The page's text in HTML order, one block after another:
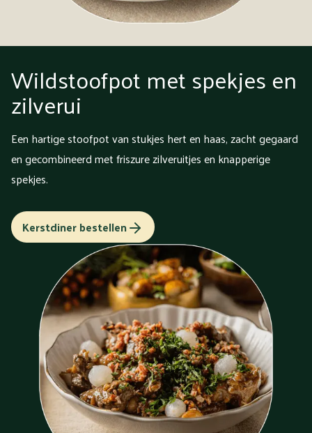
Wildstoofpot met spekjes en
zilverui
Een hartige stoofpot van stukjes hert en haas, zacht gegaard
en gecombineerd met friszure zilveruitjes en knapperige
spekjes.
Kerstdiner bestellen